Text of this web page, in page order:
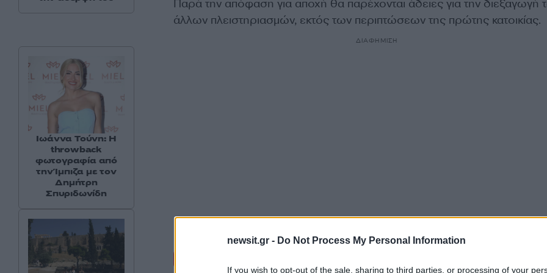
newsit.gr - Do Not Process My Personal Information
If you wish to opt-out of the sale, sharing to third parties, or processing of your
Παρά την απόφαση για αποχή θα παρέχονται άδειες για την διεξαγωγή
άλλων πλειστηριασμών, εκτός των περιπτώσεων της πρώτης κατοικίας.
ΔΙΑΦΗΜΙΣΗ
Σχόλια
Ιωάννα Τούνη: Η
throwback
φωτογραφία από
την Ίμπιζα με τον
Δημήτρη
Σπυριδωνίδη